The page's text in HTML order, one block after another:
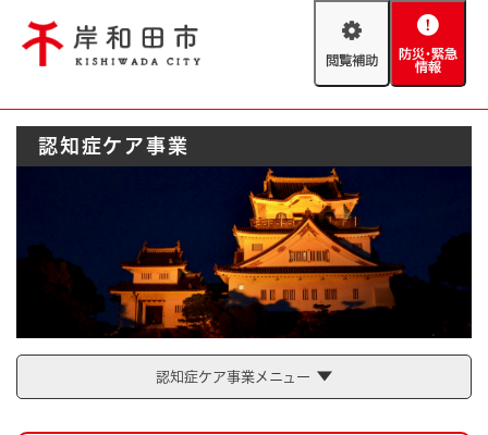
閲
助
防
緊
情
Foreign language
文字サイズ 標準 拡大
背景色変更 白 黒 青
とじる
防災・緊急情報
AED設置箇所
とじる
認知症ケア事業
認知症ケア事業メニュー